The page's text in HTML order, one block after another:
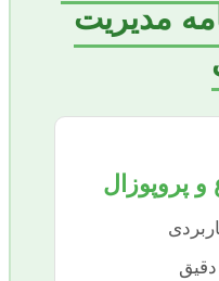
مدیریت